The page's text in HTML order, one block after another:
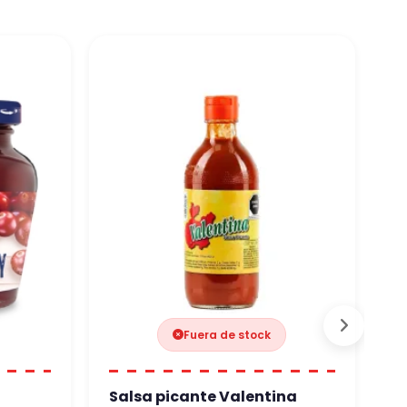
Fuera de stock
Salsa picante Valentina